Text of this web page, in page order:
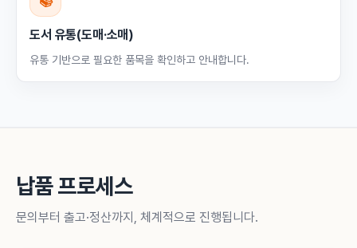
도서 유통(도매·소매)
유통 기반으로 필요한 품목을 확인하고 안내합니다.
납품 프로세스
문의부터 출고·정산까지, 체계적으로 진행됩니다.